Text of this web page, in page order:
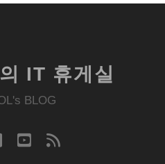
IT 휴게실
BLOG
facebook
youtube
rss